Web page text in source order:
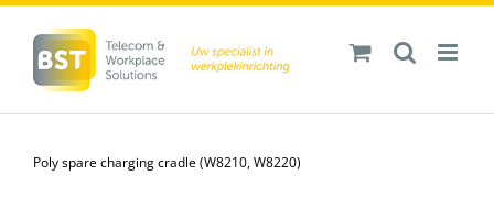
inhoud
Poly spare charging cradle (W8210, W8220)